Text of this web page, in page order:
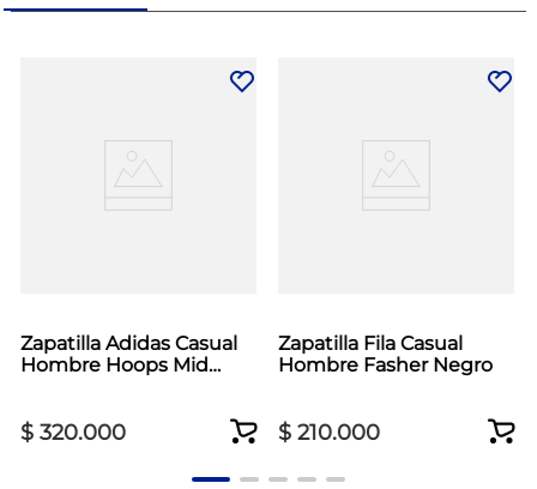
Zapatilla Adidas Casual
Hombre Hoops Mid
$ 320.000
Zapatilla Fila Casual
Hombre Fasher Negro
$ 210.000